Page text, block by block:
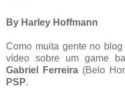
By Harley Hoffmann
Como muita gente no blog
vídeo sobre um game
Gabriel Ferreira (Belo
PSP.